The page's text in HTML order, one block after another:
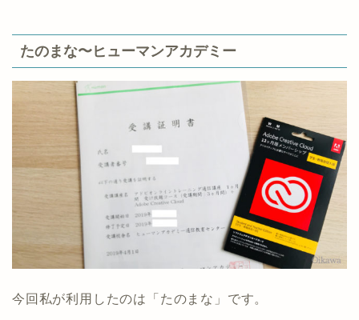
たのまな〜ヒューマンアカデミー
今回私が利用したのは「たのまな」です。